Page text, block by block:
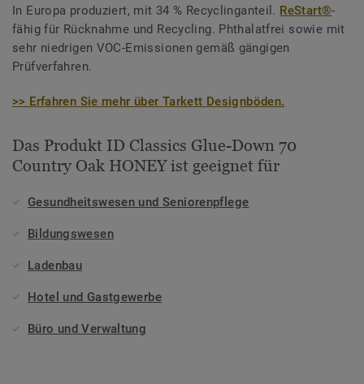
In Europa produziert, mit 34 % Recyclinganteil. ReStart®-
fähig für Rücknahme und Recycling. Phthalatfrei sowie mit
sehr niedrigen VOC-Emissionen gemäß gängigen
Prüfverfahren.
>> Erfahren Sie mehr über Tarkett Designböden.
Das Produkt ID Classics Glue-Down 70
Country Oak HONEY ist geeignet für
Gesundheitswesen und Seniorenpflege
Bildungswesen
Ladenbau
Hotel und Gastgewerbe
Büro und Verwaltung